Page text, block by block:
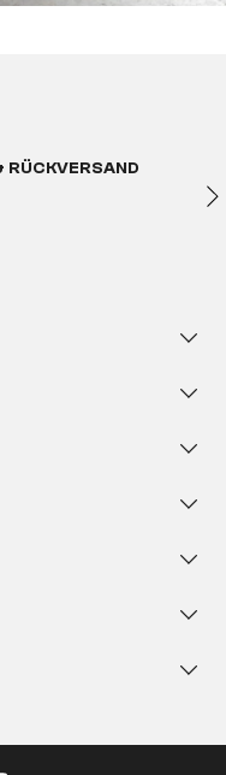
RÜCKVERSAND